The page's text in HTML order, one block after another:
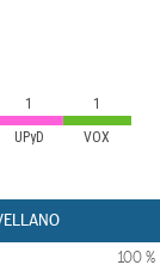
UPyD VOX
1
1
100 %